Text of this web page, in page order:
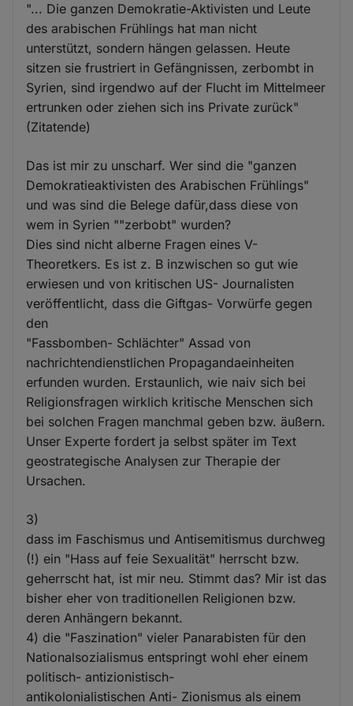
"... Die ganzen Demokratie-Aktivisten und Leute
des arabischen Frühlings hat man nicht
unterstützt, sondern hängen gelassen. Heute
sitzen sie frustriert in Gefängnissen, zerbombt in
Syrien, sind irgendwo auf der Flucht im Mittelmeer
ertrunken oder ziehen sich ins Private zurück"
(Zitatende)
Das ist mir zu unscharf. Wer sind die "ganzen
Demokratieaktivisten des Arabischen Frühlings"
und was sind die Belege dafür,dass diese von
wem in Syrien ""zerbobt" wurden?
Dies sind nicht alberne Fragen eines V-
Theoretkers. Es ist z. B inzwischen so gut wie
erwiesen und von kritischen US- Journalisten
veröffentlicht, dass die Giftgas- Vorwürfe gegen
den
"Fassbomben- Schlächter" Assad von
nachrichtendienstlichen Propagandaeinheiten
erfunden wurden. Erstaunlich, wie naiv sich bei
Religionsfragen wirklich kritische Menschen sich
bei solchen Fragen manchmal geben bzw. äußern.
Unser Experte fordert ja selbst später im Text
geostrategische Analysen zur Therapie der
Ursachen.
3)
dass im Faschismus und Antisemitismus durchweg
(!) ein "Hass auf feie Sexualität" herrscht bzw.
geherrscht hat, ist mir neu. Stimmt das? Mir ist das
bisher eher von traditionellen Religionen bzw.
deren Anhängern bekannt.
4) die "Faszination" vieler Panarabisten für den
Nationalsozialismus entspringt wohl eher einem
politisch- antizionistisch-
antikolonialistischen Anti- Zionismus als einem